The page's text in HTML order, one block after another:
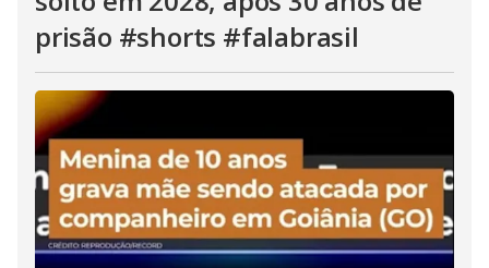
prisão #shorts #falabrasil